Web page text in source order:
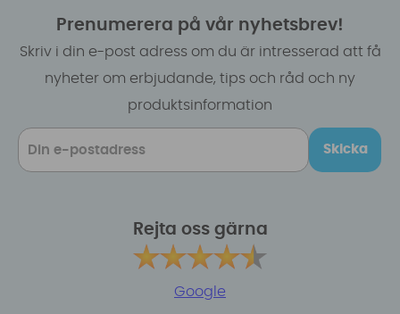
Prenumerera på vår nyhetsbrev!
Skriv i din e-post adress om du är intresserad att få
nyheter om erbjudande, tips och råd och ny
produktsinformation
Skicka
Rejta oss gärna
Google